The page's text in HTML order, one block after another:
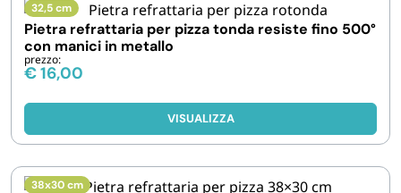
FORNITURE SETTORE HO.RE.CA
BIODEGRADABILE
32,5 cm
Pietra refrattaria per pizza tonda resiste fino 500°
con manici in metallo
prezzo:
€16,00
VISUALIZZA
38x30 cm